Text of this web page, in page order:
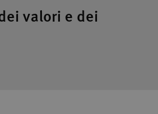
valori e dei